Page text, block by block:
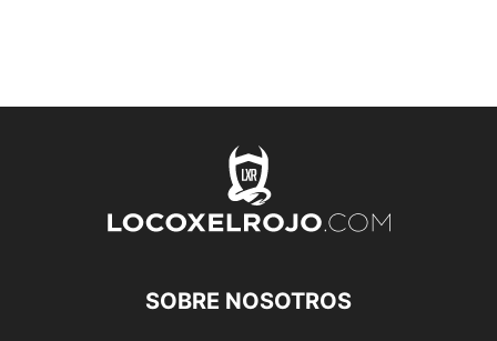
SOBRE NOSOTROS